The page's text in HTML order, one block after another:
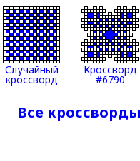
14.Ссора, стычка с
побоями.
15.Излюбленный
предмет мыслей,
разговоров.
19.Настоятель
Случайный
кроссворд
Кроссворд
#6790
Все